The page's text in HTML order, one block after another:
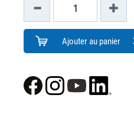
Ajouter au panier